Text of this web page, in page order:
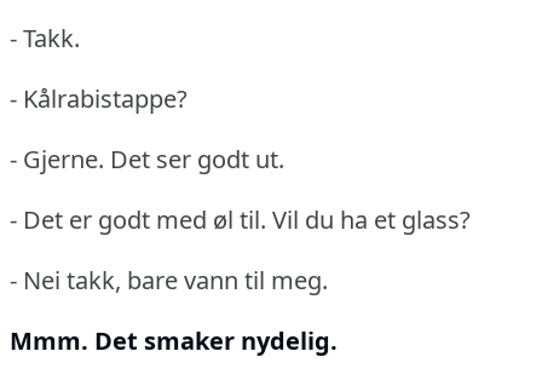
- Takk.
- Kålrabistappe?
- Gjerne. Det ser godt ut.
- Det er godt med øl til. Vil du ha et glass?
- Nei takk, bare vann til meg.
Mmm. Det smaker nydelig.